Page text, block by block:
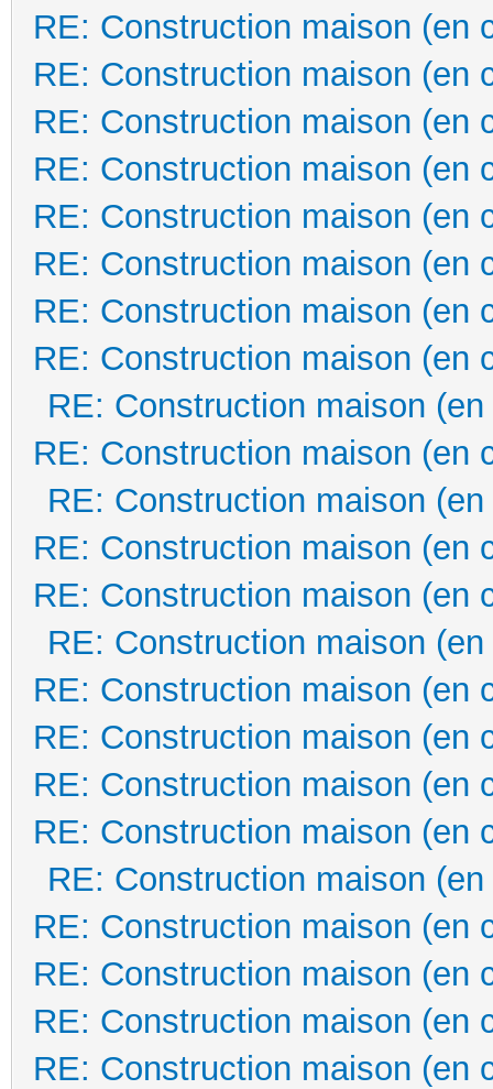
RE: Construction maison (en
RE: Construction maison (en
RE: Construction maison (en
RE: Construction maison (en
RE: Construction maison (en
RE: Construction maison (en
RE: Construction maison (en
RE: Construction maison (en
RE: Construction maison
RE: Construction maison (en
RE: Construction maison
RE: Construction maison (en
RE: Construction maison (en
RE: Construction maison
RE: Construction maison (en
RE: Construction maison (en
RE: Construction maison (en
RE: Construction maison (en
RE: Construction maison
RE: Construction maison (en
RE: Construction maison (en
RE: Construction maison (en
RE: Construction maison (en